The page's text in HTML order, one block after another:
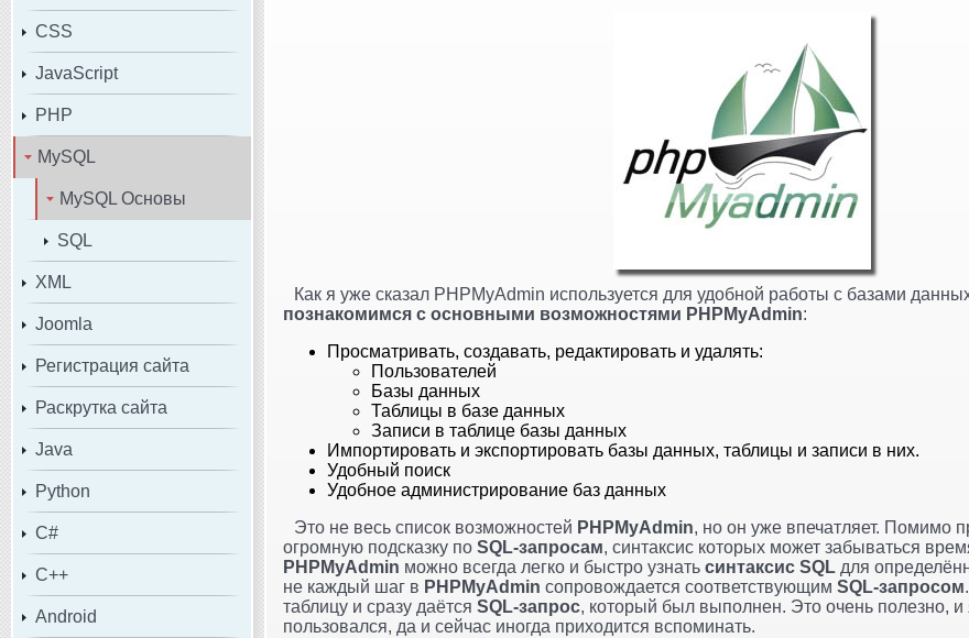
CSS
JavaScript
PHP
MySQL
MySQL Основы
SQL
XML
Joomla
Регистрация сайта
Раскрутка сайта
Java
Python
C#
C++
Android
Как я уже сказал PHPMyAdmin используется для удобной работы с базами
познакомимся с основными возможностями PHPMyAdmin:
Просматривать, создавать, редактировать и удалять:
Пользователей
Базы данных
Таблицы в базе данных
Записи в таблице базы данных
Импортировать и экспортировать базы данных, таблицы и записи в них.
Удобный поиск
Удобное администрирование баз данных
Это не весь список возможностей PHPMyAdmin, но он уже впечатляет. Помимо
огромную подсказку по SQL-запросам, синтаксис которых может забываться
PHPMyAdmin можно всегда легко и быстро узнать синтаксис SQL для
не каждый шаг в PHPMyAdmin сопровождается соответствующим SQL-запросом
таблицу и сразу даётся SQL-запрос, который был выполнен. Это очень полезно,
пользовался, да и сейчас иногда приходится вспоминать.